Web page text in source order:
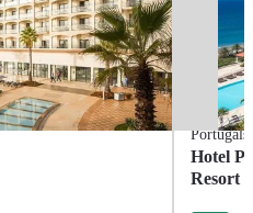
Hotel
Resort